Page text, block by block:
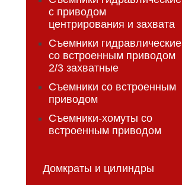
с приводом
центрирования и захвата
Съемники гидравлические
со встроенным приводом
2/3 захватные
Съемники со встроенным
приводом
Съемники-хомуты со
встроенным приводом
Домкраты и цилиндры